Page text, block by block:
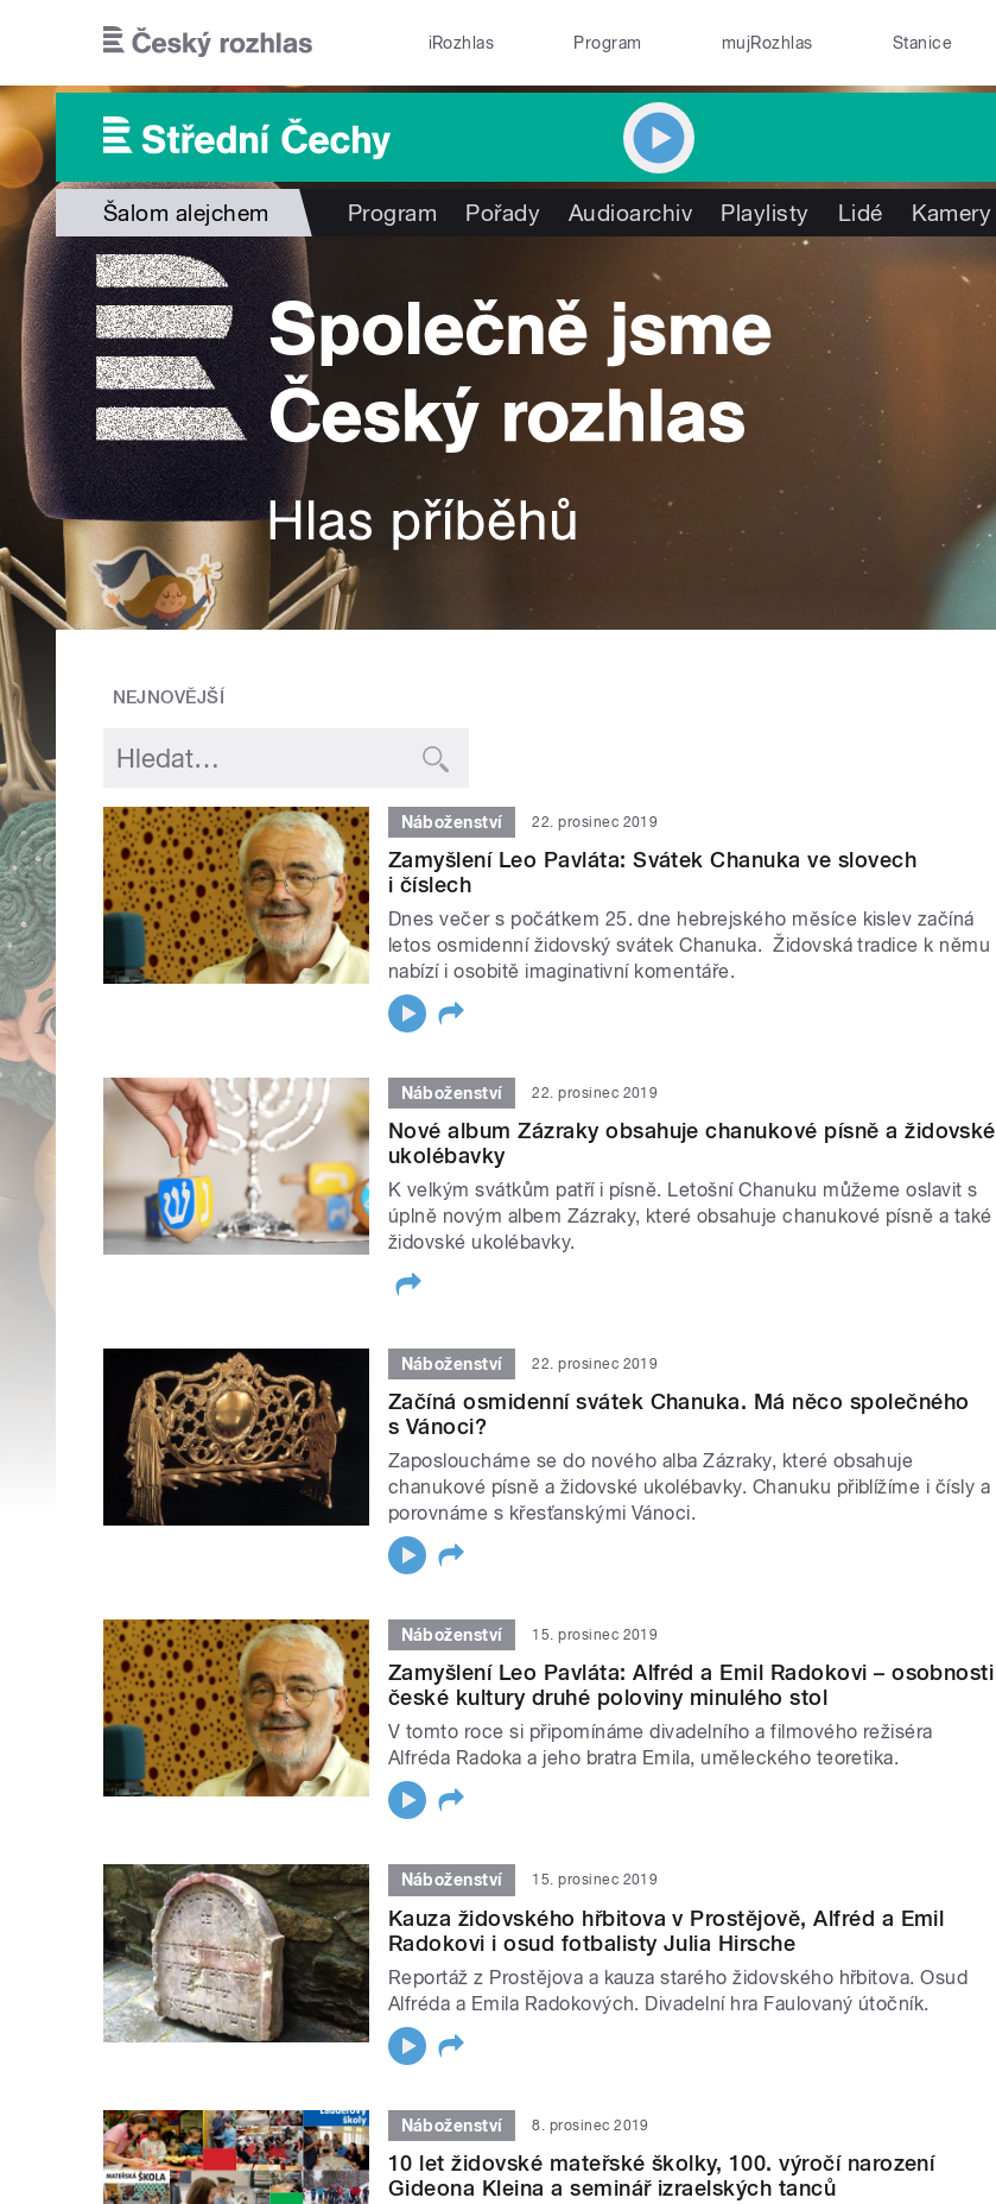
iRozhlas Program mujRozhlas Stanice
Šalom alejchem Program Pořady Audioarchiv Playlisty Lidé Kamery
NEJNOVĚJŠÍ
Náboženství 22. prosinec 2019
Zamyšlení Leo Pavláta: Svátek Chanuka ve slovech
i číslech
Dnes večer s počátkem 25. dne hebrejského měsíce kislev začíná
letos osmidenní židovský svátek Chanuka. Židovská tradice k němu
nabízí i osobitě imaginativní komentáře.
Náboženství 22. prosinec 2019
Nové album Zázraky obsahuje chanukové písně a židovské
ukolébavky
K velkým svátkům patří i písně. Letošní Chanuku můžeme oslavit s
úplně novým albem Zázraky, které obsahuje chanukové písně a také
židovské ukolébavky.
Náboženství 22. prosinec 2019
Začíná osmidenní svátek Chanuka. Má něco společného
s Vánoci?
Zaposloucháme se do nového alba Zázraky, které obsahuje
chanukové písně a židovské ukolébavky. Chanuku přiblížíme i čísly a
porovnáme s křesťanskými Vánoci.
Náboženství 15. prosinec 2019
Zamyšlení Leo Pavláta: Alfréd a Emil Radokovi – osobnosti
české kultury druhé poloviny minulého stol
V tomto roce si připomínáme divadelního a filmového režiséra
Alfréda Radoka a jeho bratra Emila, uměleckého teoretika.
Náboženství 15. prosinec 2019
Kauza židovského hřbitova v Prostějově, Alfréd a Emil
Radokovi i osud fotbalisty Julia Hirsche
Reportáž z Prostějova a kauza starého židovského hřbitova. Osud
Alfréda a Emila Radokových. Divadelní hra Faulovaný útočník.
Náboženství 8. prosinec 2019
10 let židovské mateřské školky, 100. výročí narození
Gideona Kleina a seminář izraelských tanců